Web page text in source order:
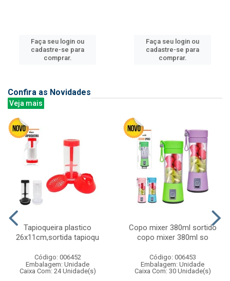
Faça seu login ou
cadastre-se para
comprar.
Faça seu login ou
cadastre-se para
comprar.
Confira as Novidades
Veja mais
Tapioqueira plastico
26x11cm,sortida tapioqu
Código: 006452
Embalagem: Unidade
Caixa Com: 24 Unidade(s)
Copo mixer 380ml sortido
copo mixer 380ml so
Código: 006453
Embalagem: Unidade
Caixa Com: 30 Unidade(s)